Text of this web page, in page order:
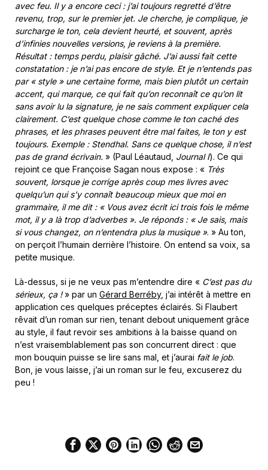
avec feu. Il y a encore ceci : j’ai toujours regretté d’être
revenu, trop, sur le premier jet. Je cherche, je complique, je
surcharge le ton, cela devient heurté, et souvent, après
d’infinies nouvelles versions, je reviens à la première.
Résultat : temps perdu, plaisir gâché. J’ai aussi fait cette
constatation : je n’ai pas encore de style. Et je n’entends pas
par « style » une certaine forme, mais bien plutôt un certain
accent, qui marque, ce qui fait qu’on reconnaît ce qu’on lit
sans avoir lu la signature, je ne sais comment expliquer cela
clairement. C’est quelque chose comme le ton caché des
phrases, et les phrases peuvent être mal faites, le ton y est
toujours. Exemple : Stendhal. Sans ce quelque chose, il n’est
pas de grand écrivain. » (Paul Léautaud, Journal I). Ce qui
rejoint ce que Françoise Sagan nous expose : « Très
souvent, lorsque je corrige après coup mes livres avec
quelqu’un qui s’y connaît beaucoup mieux que moi en
grammaire, il me dit : « Vous avez écrit ici trois fois le même
mot, il y a là trop d’adverbes ». Je réponds : « Je sais, mais
si vous changez, on n’entendra plus la musique ». » Au ton,
on perçoit l’humain derrière l’histoire. On entend sa voix, sa
petite musique.
Là-dessus, si je ne veux pas m’entendre dire « C’est pas du
sérieux, ça !» par un Gérard Berréby, j’ai intérêt à mettre en
application ces quelques préceptes éclairés. Si Flaubert
rêvait d’un roman sur rien, tenant debout uniquement grâce
au style, il faut revoir ses ambitions à la baisse quand on
n’est vraisemblablement pas son concurrent direct : que
mon bouquin puisse se lire sans mal, et j’aurai fait le job.
Bon, je vous laisse, j’ai un roman sur le feu, excuserez du
peu !